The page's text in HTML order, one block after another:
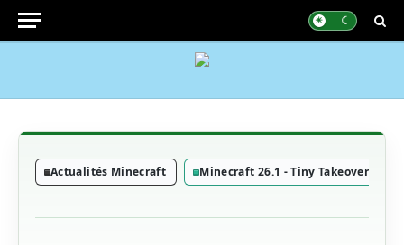
Actualités Minecraft Minecraft 26.1 - Tiny Takeover